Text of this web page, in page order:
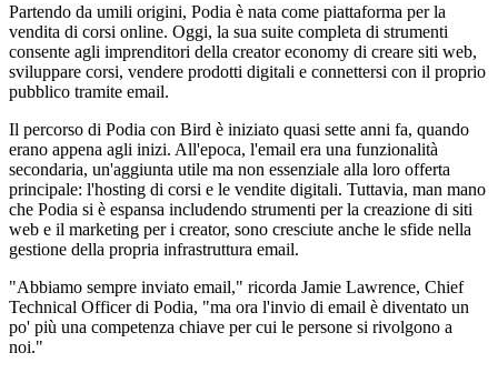
Partendo da umili origini, Podia è nata come piattaforma per la
vendita di corsi online. Oggi, la sua suite completa di strumenti
consente agli imprenditori della creator economy di creare siti web,
sviluppare corsi, vendere prodotti digitali e connettersi con il proprio
pubblico tramite email.
Il percorso di Podia con Bird è iniziato quasi sette anni fa, quando
erano appena agli inizi. All'epoca, l'email era una funzionalità
secondaria, un'aggiunta utile ma non essenziale alla loro offerta
principale: l'hosting di corsi e le vendite digitali. Tuttavia, man mano
che Podia si è espansa includendo strumenti per la creazione di siti
web e il marketing per i creator, sono cresciute anche le sfide nella
gestione della propria infrastruttura email.
"Abbiamo sempre inviato email," ricorda Jamie Lawrence, Chief
Technical Officer di Podia, "ma ora l'invio di email è diventato un
po' più una competenza chiave per cui le persone si rivolgono a
noi."